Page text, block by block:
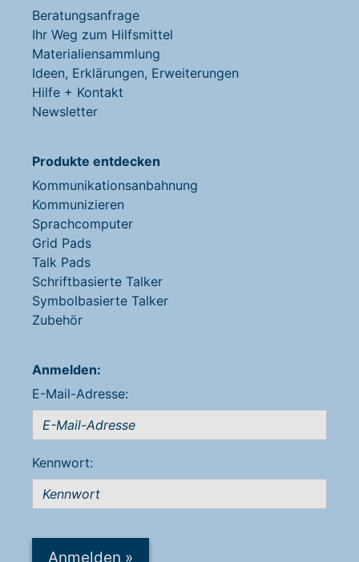
Beratungsanfrage
Ihr Weg zum Hilfsmittel
Materialiensammlung
Ideen, Erklärungen, Erweiterungen
Hilfe + Kontakt
Newsletter
Produkte entdecken
Kommunikationsanbahnung
Kommunizieren
Sprachcomputer
Grid Pads
Talk Pads
Schriftbasierte Talker
Symbolbasierte Talker
Zubehör
Anmelden:
E-Mail-Adresse:
Kennwort:
Anmelden »